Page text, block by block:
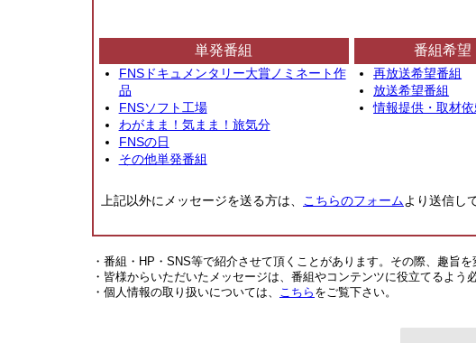
単発番組
FNSドキュメンタリー大賞ノミネート作
品
FNSソフト工場
わがまま！気まま！旅気分
FNSの日
その他単発番組
番組希望
再放送希望番組
放送希望番組
情報提供・取材
上記以外にメッセージを送る方は、 こちらのフォームより送信し
・番組・HP・SNS等で紹介させて頂くことがあります。その際、趣旨
・皆様からいただいたメッセージは、番組やコンテンツに役立てるよ
・個人情報の取り扱いについては、
こちら をご覧下さい。